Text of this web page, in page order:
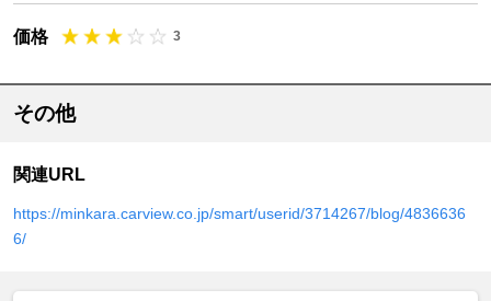
価格 3
その他
関連URL
https://minkara.carview.co.jp/smart/userid/3714267/blog/4836636
6/